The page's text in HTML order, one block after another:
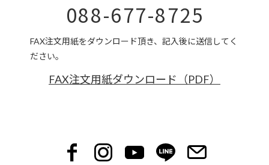
088-677-8725
FAX注文用紙をダウンロード頂き、記入後に送信してく
ださい。
FAX注文用紙ダウンロード（PDF）